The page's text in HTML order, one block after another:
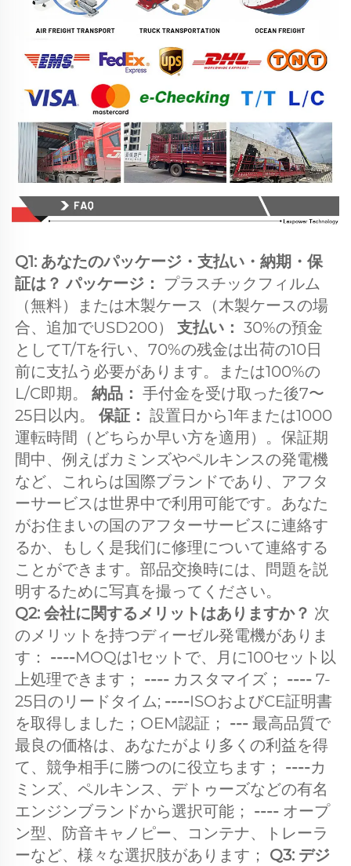
Q1: あなたのパッケージ・支払い・納期・保
証は？ パッケージ： プラスチックフィルム
（無料）または木製ケース（木製ケースの場
合、追加でUSD200） 支払い： 30%の預金
としてT/Tを行い、70%の残金は出荷の10日
前に支払う必要があります。または100%の
L/C即期。 納品： 手付金を受け取った後7〜
25日以内。 保証： 設置日から1年または1000
運転時間（どちらか早い方を適用）。保証期
間中、例えばカミンズやペルキンスの発電機
など、これらは国際ブランドであり、アフタ
ーサービスは世界中で利用可能です。あなた
がお住まいの国のアフターサービスに連絡す
るか、もしく是我们に修理について連絡する
ことができます。部品交換時には、問題を説
明するために写真を撮ってください。
Q2: 会社に関するメリットはありますか？ 次
のメリットを持つディーゼル発電機がありま
す： ----MOQは1セットで、月に100セット以
上処理できます； ---- カスタマイズ； ---- 7-
25日のリードタイム; ----ISOおよびCE証明書
を取得しました；OEM認証； --- 最高品質で
最良の価格は、あなたがより多くの利益を得
て、競争相手に勝つのに役立ちます； ----カ
ミンズ、ペルキンス、デトゥーズなどの有名
エンジンブランドから選択可能； ---- オープ
ン型、防音キャノピー、コンテナ、トレーラ
ーなど、様々な選択肢があります； Q3: デジ